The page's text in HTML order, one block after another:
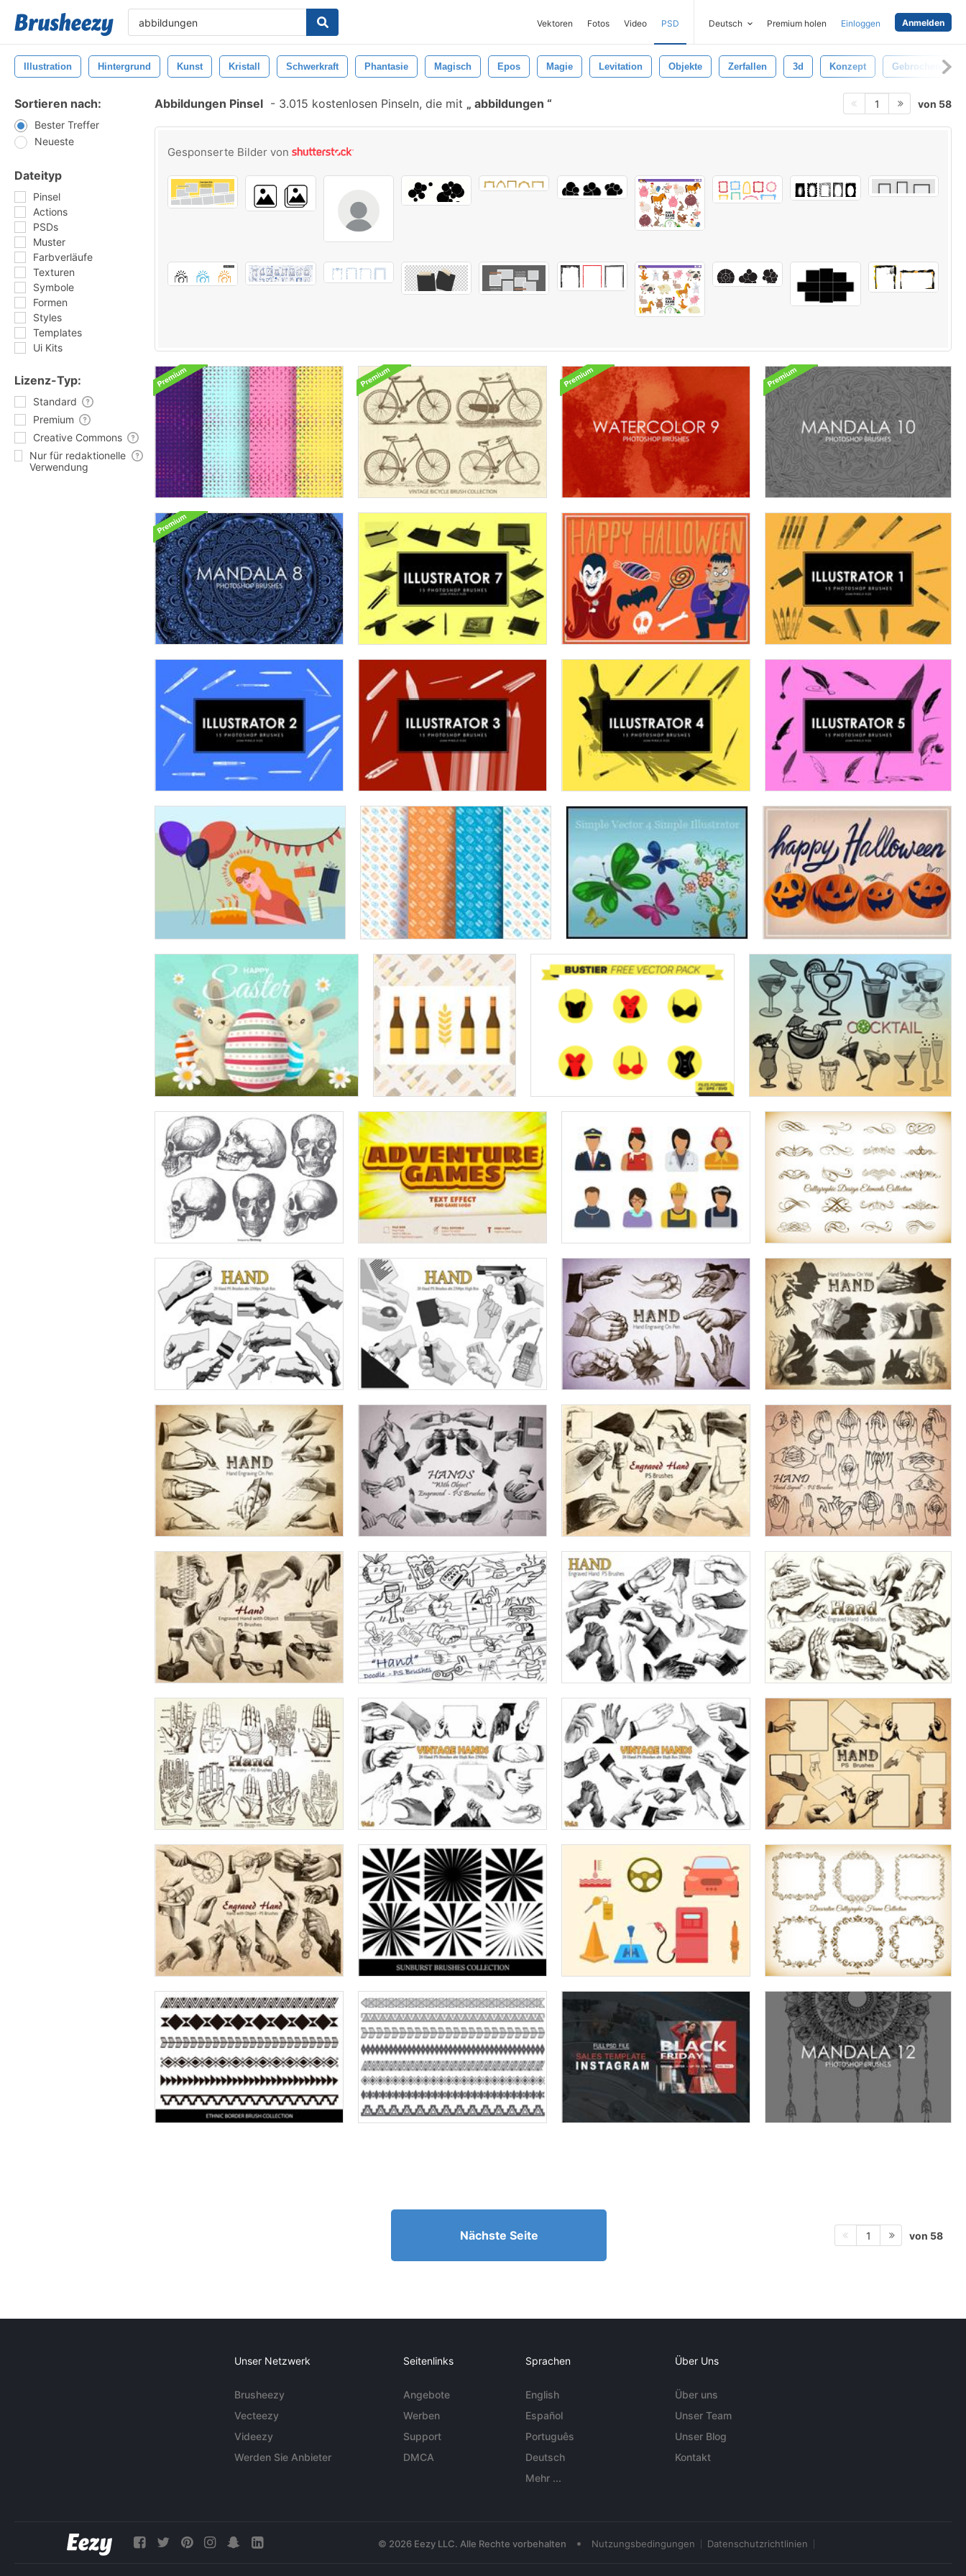
Vektoren Fotos Video PSD Deutsch Premium holen Einloggen Anmelden
Illustration Hintergrund Kunst Kristall Schwerkraft Phantasie Magisch Epos Magie Levitation Objekte Zerfallen 3d Konzept Gebrochene
Sortieren nach:
Bester Treffer
Neueste
Dateityp
Pinsel
Actions
PSDs
Muster
Farbverläufe
Texturen
Symbole
Formen
Styles
Templates
Ui Kits
Lizenz-Typ:
Standard
Premium
Creative Commons
Nur für redaktionelle
Verwendung
Abbildungen Pinsel - 3.015 kostenlosen Pinseln, die mit abbildungen 1 von 58
Gesponserte Bilder von
Nächste Seite 1 von 58
Unser Netzwerk
Brusheezy
Vecteezy
Videezy
Werden Sie Anbieter
Seitenlinks
Angebote
Werben
Support
DMCA
Sprachen
English
Español
Português
Deutsch
Mehr ...
Über Uns
Über uns
Unser Team
Unser Blog
Kontakt
© 2026 Eezy LLC. Alle Rechte vorbehalten • Nutzungsbedingungen Datenschutzrichtlinien